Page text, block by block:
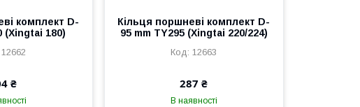
комплект D-
(Xingtai 180)
12662
₴
Кільця поршневі комплект D-
95 mm TY295 (Xingtai 220/224)
12663
287 ₴
В наявності